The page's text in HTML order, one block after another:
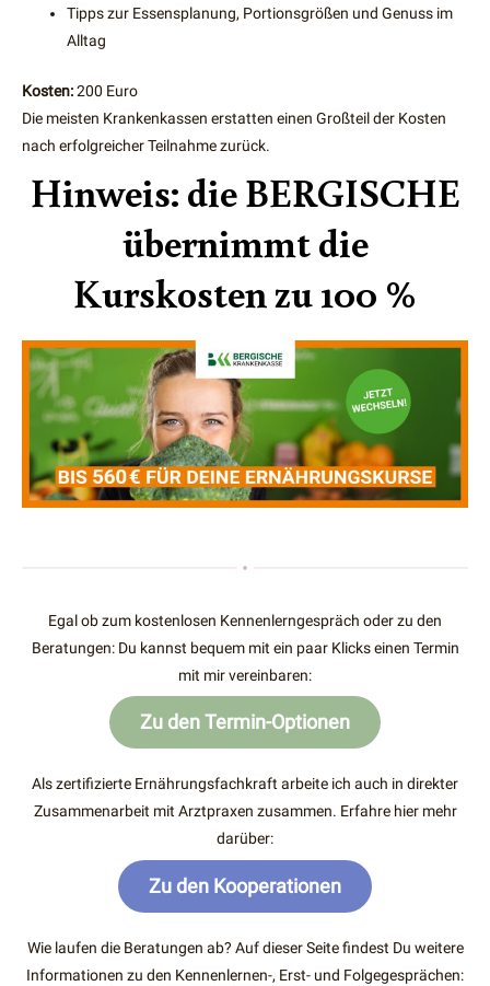
Tipps zur Essensplanung, Portionsgrößen und Genuss im
Alltag
Kosten:200 Euro
Die meisten Krankenkassen erstatten einen Großteil der Kosten
nach erfolgreicher Teilnahme zurück.
Hinweis: die BERGISCHE
übernimmt die
Kurskosten zu 100 %
Egal ob zum kostenlosen Kennenlerngespräch oder zu den
Beratungen: Du kannst bequem mit ein paar Klicks einen Termin
mit mir vereinbaren:
Zu den Termin-Optionen
Als zertifizierte Ernährungsfachkraft arbeite ich auch in direkter
Zusammenarbeit mit Arztpraxen zusammen. Erfahre hier mehr
darüber:
Zu den Kooperationen
Wie laufen die Beratungen ab? Auf dieser Seite findest Du weitere
Informationen zu den Kennenlernen-, Erst- und Folgegesprächen: